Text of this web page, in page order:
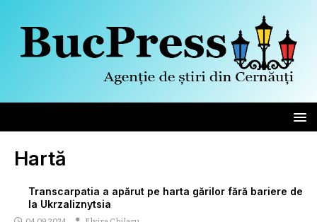
Hartă
Transcarpatia a apărut pe harta gărilor fără bariere de
la Ukrzaliznytsia